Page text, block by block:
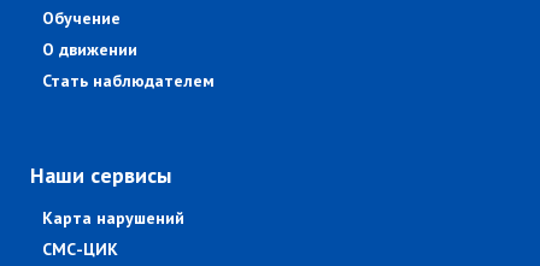
Обучение
О движении
Стать наблюдателем
Наши сервисы
Карта нарушений
СМС-ЦИК